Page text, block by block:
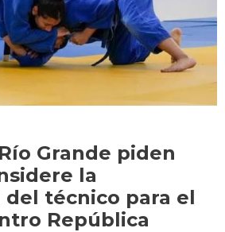
Grande piden
la
técnico para el
República